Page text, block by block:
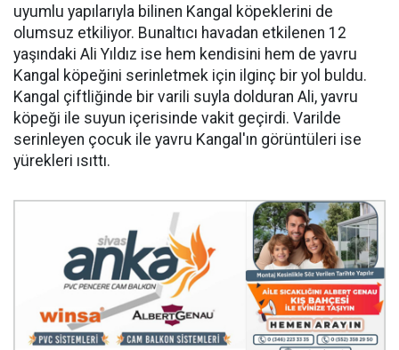
uyumlu yapılarıyla bilinen Kangal köpeklerini de
olumsuz etkiliyor. Bunaltıcı havadan etkilenen 12
yaşındaki Ali Yıldız ise hem kendisini hem de yavru
Kangal köpeğini serinletmek için ilginç bir yol buldu.
Kangal çiftliğinde bir varili suyla dolduran Ali, yavru
köpeği ile suyun içerisinde vakit geçirdi. Varilde
serinleyen çocuk ile yavru Kangal'ın görüntüleri ise
yürekleri ısıttı.